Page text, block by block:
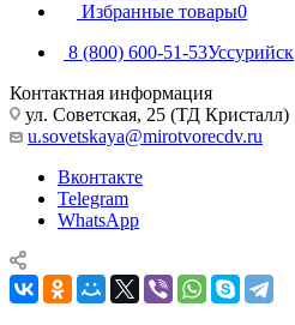
Избранные товары0
8 (800) 600-51-53Уссурийск
Контактная информация
ул. Советская, 25 (ТД Кристалл)
u.sovetskaya@mirotvorecdv.ru
Вконтакте
Telegram
WhatsApp